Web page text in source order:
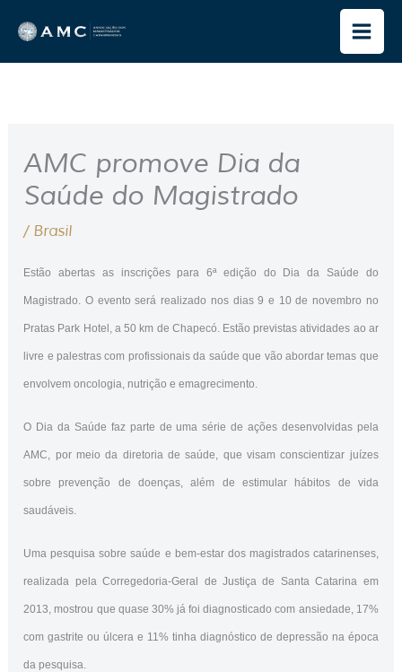
para
o
AMC promove Dia da
Saúde do Magistrado
/ Brasil
Estão abertas as inscrições para 6ª edição do Dia da Saúde do
Magistrado. O evento será realizado nos dias 9 e 10 de novembro no
Pratas Park Hotel, a 50 km de Chapecó. Estão previstas atividades ao ar
livre e palestras com profissionais da saúde que vão abordar temas que
envolvem oncologia, nutrição e emagrecimento.
O Dia da Saúde faz parte de uma série de ações desenvolvidas pela
AMC, por meio da diretoria de saúde, que visam conscientizar juízes
sobre prevenção de doenças, além de estimular hábitos de vida
saudáveis.
Uma pesquisa sobre saúde e bem-estar dos magistrados catarinenses,
realizada pela Corregedoria-Geral de Justiça de Santa Catarina em
2013, mostrou que quase 30% já foi diagnosticado com ansiedade, 17%
com gastrite ou úlcera e 11% tinha diagnóstico de depressão na época
da pesquisa.